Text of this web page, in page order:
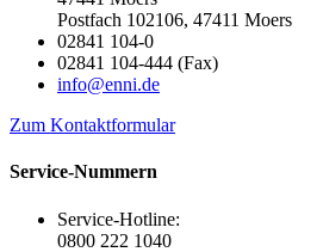
Postfach 102106, 47411 Moers
02841 104-0
02841 104-444 (Fax)
info@enni.de
Zum Kontaktformular
Service-Nummern
Service-Hotline:
0800 222 1040